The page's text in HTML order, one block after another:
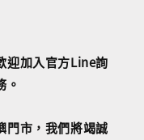
迎加入官方Line詢
。
門市，我們將竭誠